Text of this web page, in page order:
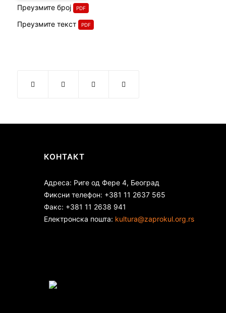
Преузмите број
Преузмите текст
КОНТАКТ
Адреса: Риге од Фере 4, Београд
Фиксни телефон: +381 11 2637 565
Факс: +381 11 2638 941
Електронска пошта: kultura@zaprokul.org.rs